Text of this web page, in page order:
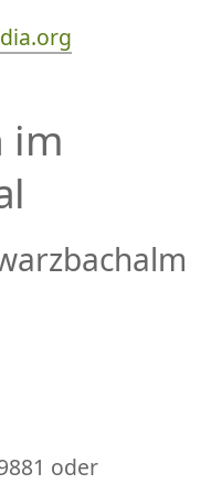
im
oder